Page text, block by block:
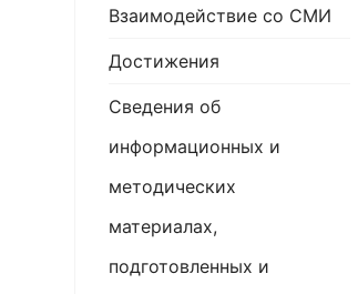
Взаимодействие со СМИ
Достижения
Сведения об
информационных и
методических
материалах,
подготовленных и